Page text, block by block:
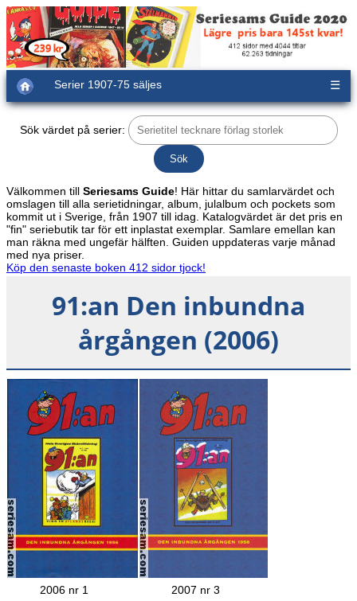
Serier 1907-75 säljes ☰
Sök värdet på serier:
Välkommen till Seriesams Guide! Här hittar du samlarvärdet och
omslagen till alla serietidningar, album, julalbum och pockets som
kommit ut i Sverige, från 1907 till idag. Katalogvärdet är det pris en
"fin" seriebutik tar för ett inplastat exemplar. Samlare emellan kan
man räkna med ungefär hälften. Guiden uppdateras varje månad
med nya priser.
Köp den senaste boken 412 sidor tjock!
91:an Den inbundna
årgången (2006)
2006 nr 1
2007 nr 3